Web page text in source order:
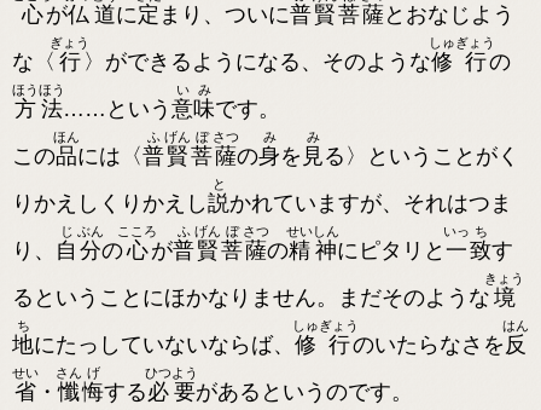
心が仏 道に定 まり、ついに普賢菩薩 とおなじよう
な〈 行
ぎょう
〉ができるようになる、そのような修
しゅ
行
ぎょう
の
方
ほう
法
ほう
……という 意
い
味
み
です。
この品
ほん
には〈普
ふ
賢
げん
菩
ぼ
薩
さつ
の身
み
を 見
み
る〉ということがく
りかえしくりかえし説
と
かれていますが、それはつま
り、 自
じ
分
ぶん
の心
こころ
が普
ふ
賢
げん
菩
ぼ
薩
さつ
の精
せい
神
しん
にピタリと 一
いっ
致
ち
す
るということにほかなりません。まだそのような 境
きょう
地
ち
にたっしていないならば、 修
しゅ
行
ぎょう
のいたらなさを 反
はん
省
せい
・懺
さん
悔
げ
する必
ひつ
要
よう
があるというのです。